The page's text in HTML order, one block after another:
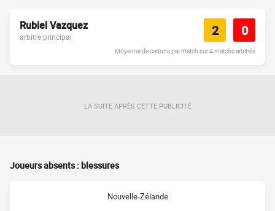
Rubiel Vazquez
arbitre principal 2 0
Moyenne de cartons par match sur 4 matchs arbitrés
LA SUITE APRÈS CETTE PUBLICITÉ
Joueurs absents : blessures
Nouvelle-Zélande